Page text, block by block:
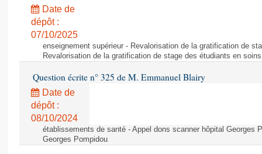
Questions écrites et orales
Comptes rendus des débats
Date de
dépôt :
07/10/2025
enseignement supérieur - Revalorisation de la gratification de
Revalorisation de la gratification de stage des étudiants en
Question écrite n° 325 de M. Emmanuel Blairy
Date de
dépôt :
08/10/2024
établissements de santé - Appel dons scanner hôpital Georges
Georges Pompidou